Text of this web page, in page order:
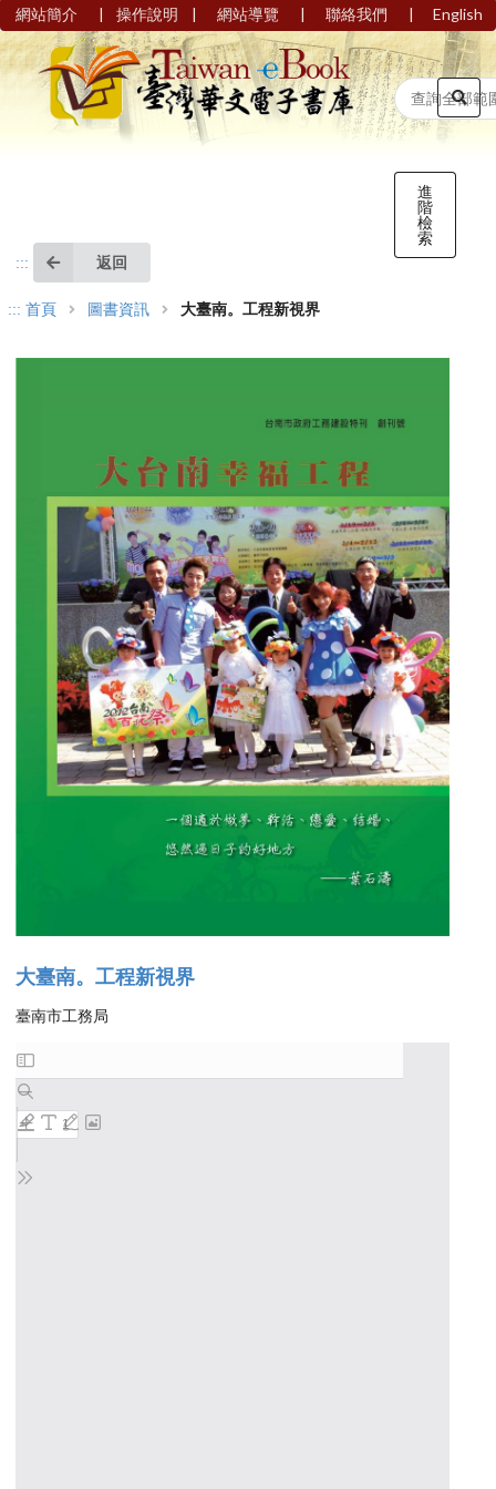
網站簡介 | 操作說明 | 網站導覽 | 聯絡我們 | English
進
階
檢
索
::: 返回
::: 首頁 圖書資訊 大臺南。工程新視界
大臺南。工程新視界
臺南市工務局